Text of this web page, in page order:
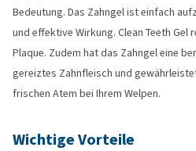
Bedeutung. Das Zahngel ist einfach
und effektive Wirkung. Clean Teeth
Plaque. Zudem hat das Zahngel eine
gereiztes Zahnfleisch und
frischen Atem bei Ihrem Welpen.
Wichtige Vorteile